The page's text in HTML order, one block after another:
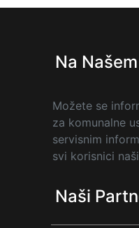
Na
Možete se
za komunalne
servisnim
svi korisnici
Naši